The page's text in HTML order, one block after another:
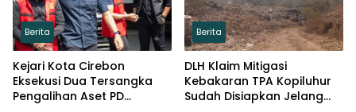
Berita
Kejari Kota Cirebon
Eksekusi Dua Tersangka
Pengalihan Aset PD
Berita
DLH Klaim Mitigasi
Kebakaran TPA Kopiluhur
Sudah Disiapkan Jelang